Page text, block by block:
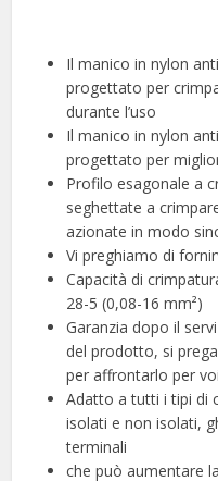
Il manico in nylon
progettato per
durante l’uso
Il manico in nylon
progettato per
Profilo esagonale a
seghettate a
azionate in modo
Vi preghiamo di
Capacità di
28-5 (0,08-16 mm²)
Garanzia dopo il
del prodotto, si
per affrontarlo per voi
Adatto a tutti i tipi di
isolati e non isolati,
terminali
che può aumentare